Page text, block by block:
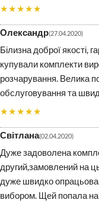
★★★★★
Олександр 27.04.2020
Білизна доброї якості,
купували комплекти
розчарування. Велика
обслуговування та
★★★★★
Світлана 02.04.2020
Дуже задоволена
другий,замовлений на
дуже швидко
вибором. Щей попала